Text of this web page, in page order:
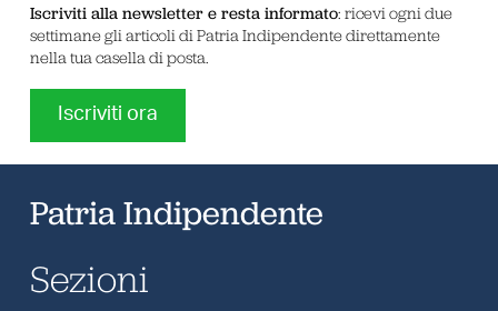
Iscriviti alla newsletter e resta informato: ricevi ogni due
settimane gli articoli di Patria Indipendente direttamente
nella tua casella di posta.
Iscriviti ora
Patria Indipendente
Sezioni